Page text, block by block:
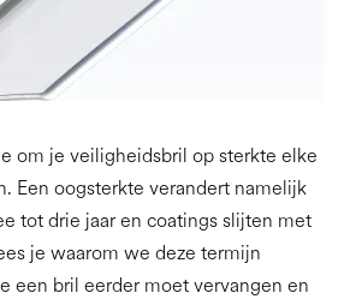
om je veiligheidsbril op sterkte elke
Een oogsterkte verandert namelijk
tot drie jaar en coatings slijten met
je waarom we deze termijn
een bril eerder moet vervangen en